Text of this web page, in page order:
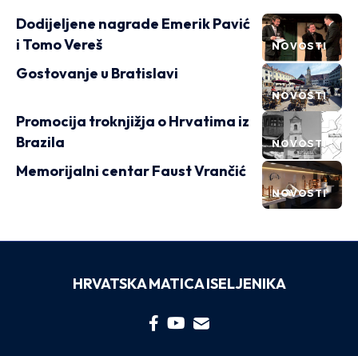
NOVOSTI
Dodijeljene nagrade Emerik Pavić
i Tomo Vereš
NOVOSTI
Gostovanje u Bratislavi
NOVOSTI
Promocija troknjižja o Hrvatima iz
Brazila
NOVOSTI
Memorijalni centar Faust Vrančić
HRVATSKA MATICA ISELJENIKA